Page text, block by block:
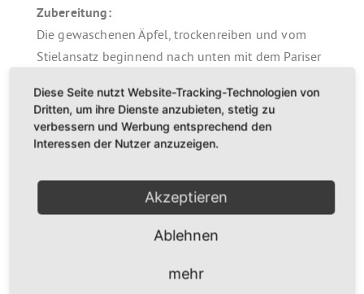
Zubereitung:
Die gewaschenen Äpfel, trockenreiben und vom
Stielansatz beginnend nach unten mit dem Pariser
aushöhlen. Anschließend jeden Apfel rundherum
mit dem Holzspieß ca. 12 bis ganz durch zur Mitte
einstechen. (der entstehende Dampf sollte
Lebkuchengewürz trocken mischen.
Die Butter mit der ausgeschabten Vanilleschote,
Diese Seite nutzt Website-Tracking-Technologien von
Dritten, um ihre Dienste anzubieten, stetig zu
verbessern und Werbung entsprechend den
Interessen der Nutzer anzuzeigen.
Akzeptieren
Ablehnen
mehr